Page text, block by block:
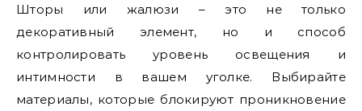
Шторы или жалюзи – это не только
декоративный элемент, но и способ
контролировать уровень освещения и
интимности в вашем уголке. Выбирайте
материалы, которые блокируют проникновение